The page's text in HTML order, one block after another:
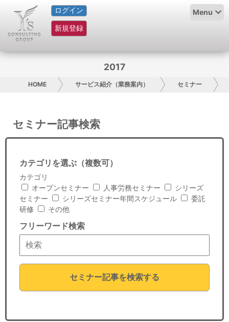
ログイン
新規登録
Menu
HOME
サービス紹介
グループ概要
日本人にPR
コンサルティング
リサーチ
セミナー
経済ニュース
2017
HOME サービス紹介（業務案内） セミナー
セミナー記事検索
カテゴリを選ぶ（複数可）
カテゴリ
オープンセミナー
人事労務セミナー
シリーズ
セミナー
シリーズセミナー年間スケジュール
委託
研修
その他
フリーワード検索
セミナー記事を検索する